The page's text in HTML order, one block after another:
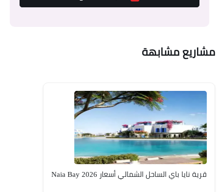
مشاريع مشابهة
قرية نايا باي الساحل الشمالي أسعار 2026 Naia Bay